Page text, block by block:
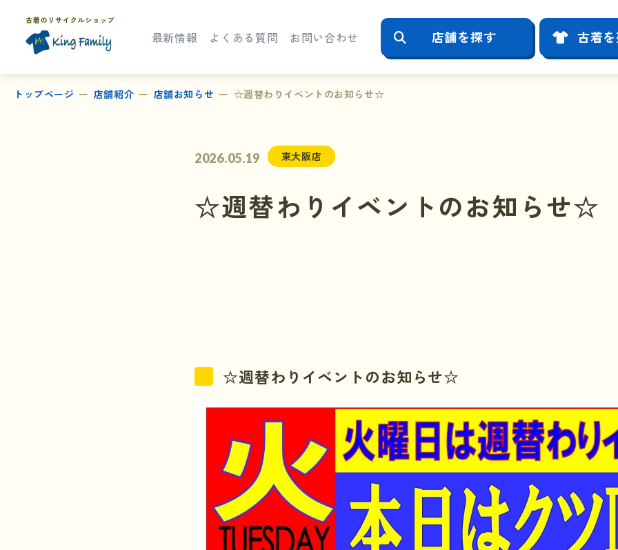
最新情報 よくある質問 お問い合わせ 店舗を探す 古着
トップページ 店舗紹介 店舗お知らせ ☆週替わりイベントのお知らせ☆
2026.05.19 東大阪店
☆週替わりイベントのお知らせ☆
☆週替わりイベントのお知らせ☆